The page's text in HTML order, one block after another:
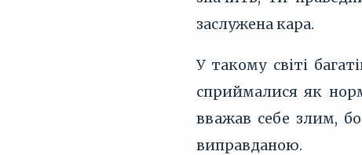
заслужена кара.
У такому світі
сприймалися як
вважав себе злим,
виправданою.